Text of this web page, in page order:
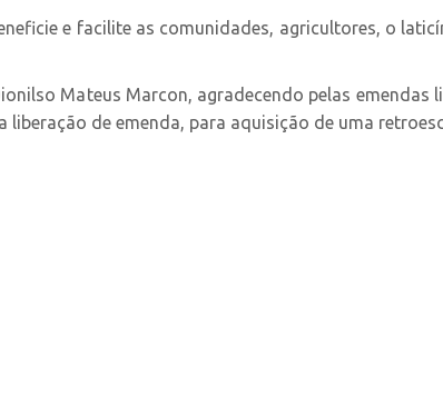
e facilite as comunidades, agricultores, o
Mateus Marcon, agradecendo pelas emendas
de emenda, para aquisição de uma